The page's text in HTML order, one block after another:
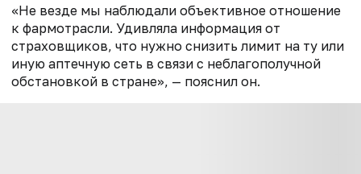
«Не везде мы наблюдали объективное отношение
к фармотрасли. Удивляла информация от
страховщиков, что нужно снизить лимит на ту или
иную аптечную сеть в связи с неблагополучной
обстановкой в стране», — пояснил он.